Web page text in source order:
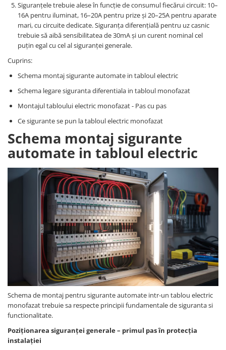
Invertoare (Convertizoare)
Accesorii convertizoare frecventa
Senzori
Cabluri senzori
Senzori inductivi
Senzori presiune
Senzori temperatura
max.1600A
Intreruptoare automate compacte
Accesorii intreruptoare compacte
Protectii cu fuzibili
Fuzibili tip CH
Fuzibili tip D
Fuzibili tip D0
Fuzibili tip MPR
Separatoare si socluri fuzibili
Comutatoare, Cleme
Comutatoare siguranta
Cleme
Limitatoare pozitie mecanice
Distribuitoare
Siguranțele trebuie alese în funcție de consumul fiecărui circuit: 10–
16A pentru iluminat, 16–20A pentru prize și 20–25A pentru aparate
mari, cu circuite dedicate. Siguranța diferențială pentru uz casnic
trebuie să aibă sensibilitatea de 30mA și un curent nominal cel
puțin egal cu cel al siguranței generale.
Cuprins:
Schema montaj sigurante automate in tabloul electric
Schema legare siguranta diferentiala in tabloul monofazat
Montajul tabloului electric monofazat - Pas cu pas
Ce sigurante se pun la tabloul electric monofazat
Schema montaj sigurante
automate in tabloul electric
Schema de montaj pentru sigurante automate intr-un tablou electric
monofazat trebuie sa respecte principii fundamentale de siguranta si
functionalitate.
Poziționarea siguranței generale – primul pas în protecția
instalației